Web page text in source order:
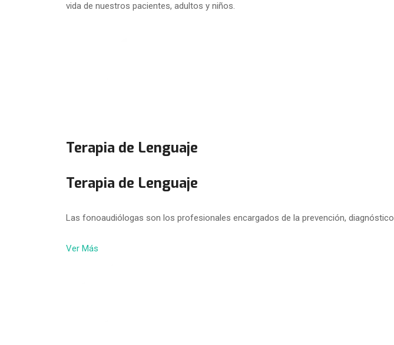
vida de nuestros pacientes, adultos y niños.
Terapia de Lenguaje
Terapia de Lenguaje
Las fonoaudiólogas son los profesionales encargados de la prevención, diagnóstico
Ver Más